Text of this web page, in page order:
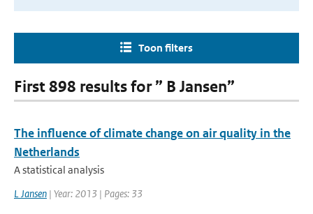
Toon filters
First 898 results for ” B Jansen”
The influence of climate change on air quality in the
Netherlands
A statistical analysis
L Jansen | Year: 2013 | Pages: 33